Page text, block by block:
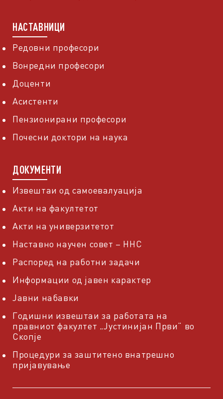
НАСТАВНИЦИ
Редовни професори
Вонредни професори
Доценти
Асистенти
Пензионирани професори
Почесни доктори на наука
ДОКУМЕНТИ
Извештаи од самоевалуација
Акти на факултетот
Акти на универзитетот
Наставно научен совет – ННС
Распоред на работни задачи
Информации од јавен карактер
Јавни набавки
Годишни извештаи за работата на
правниот факултет „Јустинијан Први“ во
Скопје
Процедури за заштитено внатрешно
пријавување